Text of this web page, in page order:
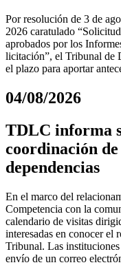
Por resolución de 3 de
2026 caratulado
aprobados por los
licitación”, el Tribunal de
el plazo para aportar
04/08/2026
TDLC informa
coordinación de
dependencias
En el marco del
Competencia con la
calendario de visitas
interesadas en conocer el
Tribunal. Las
envío de un correo